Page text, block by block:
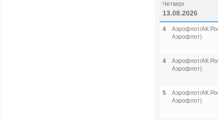
Четверг
13.08.2026
4
Аэрофлот/АК
Аэрофлот)
4
Аэрофлот/АК
Аэрофлот)
5
Аэрофлот/АК
Аэрофлот)